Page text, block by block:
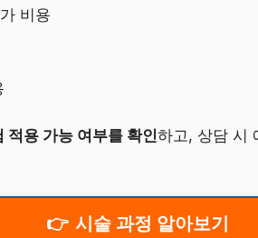
비용
적용 가능 여부를 확인하고, 상담 시
시술 과정 알아보기